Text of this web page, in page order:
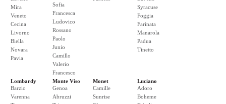
Mira
Veneto
Cecina
Livorno
Biella
Novara
Pavia
Sofia
Francesca
Ludovico
Rossano
Paolo
Junio
Camillo
Valerio
Francesco
Syracuse
Foggia
Farinata
Manarola
Padua
Tinetto
Lombardy
Barzio
Varenna
Monte Viso
Genoa
Abruzzi
Monet
Camille
Sunrise
Luciano
Adoro
Boheme